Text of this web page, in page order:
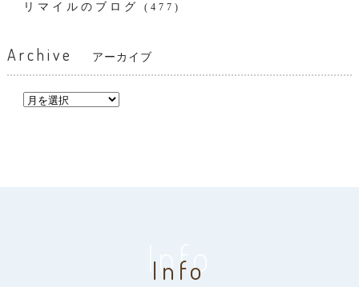
リマイルのブログ (477)
Archive アーカイブ
Info
Info